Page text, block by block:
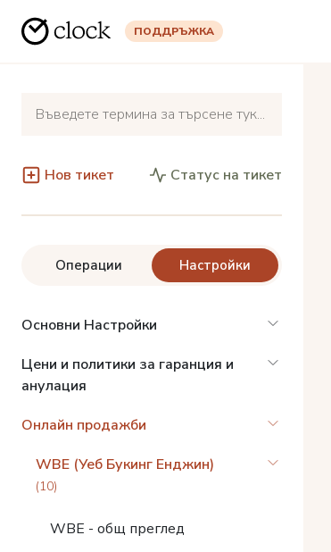
ПОДДРЪЖКА
Нов тикет Статус на тикет
Операции Настройки
Основни Настройки
Цени и политики за гаранция и
анулация
Онлайн продажби
WBE (Уеб Букинг Енджин)
(10)
WBE - общ преглед